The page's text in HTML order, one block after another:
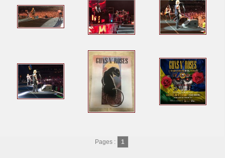
Pages : 1